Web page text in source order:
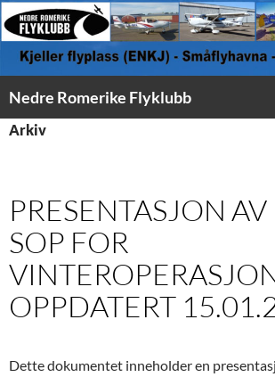
Nedre Romerike Flyklubb
TIL
Arkiv
PRESENTASJON AV
SOP FOR
OPPDATERT
Dette dokumentet inneholder en